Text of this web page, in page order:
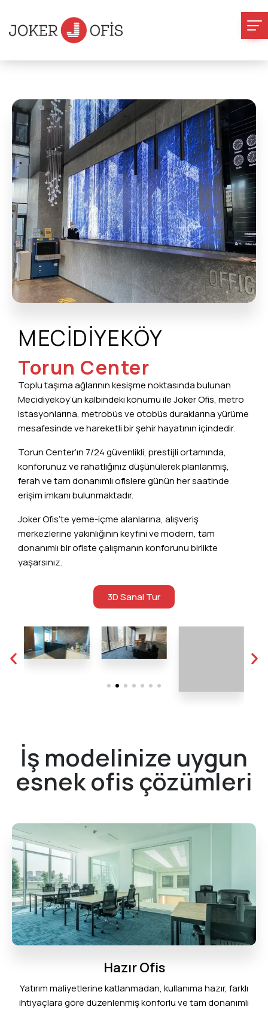
MECİDİYEKÖY
Torun Center
Toplu taşıma ağlarının kesişme noktasında bulunan
Mecidiyeköy’ün kalbindeki konumu ile Joker Ofis, metro
istasyonlarına, metrobüs ve otobüs duraklarına yürüme
mesafesinde ve hareketli bir şehir hayatının içindedir.
Torun Center’ın 7/24 güvenlikli, prestijli ortamında,
konforunuz ve rahatlığınız düşünülerek planlanmış,
ferah ve tam donanımlı ofislere günün her saatinde
erişim imkanı bulunmaktadır.
Joker Ofis’te yeme-içme alanlarına, alışveriş
merkezlerine yakınlığının keyfini ve modern, tam
donanımlı bir ofiste çalışmanın konforunu birlikte
yaşarsınız.
3D Sanal Tur
İş modelinize uygun
esnek ofis çözümleri
Hazır Ofis
Yatırım maliyetlerine katlanmadan, kullanıma hazır, farklı
ihtiyaçlara göre düzenlenmiş konforlu ve tam donanımlı